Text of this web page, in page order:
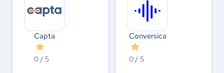
Capta
0 / 5
Conversica
0 / 5